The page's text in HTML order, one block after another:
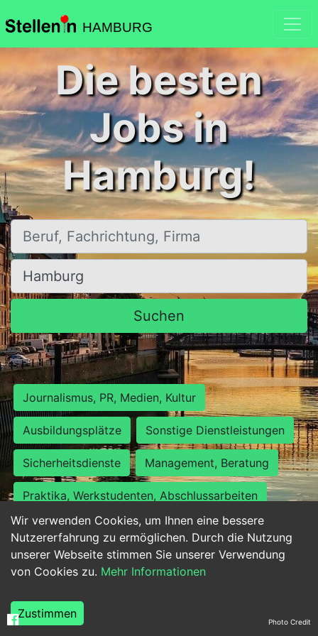
HAMBURG
Wir verwenden Cookies, um Ihnen eine bessere
Nutzererfahrung zu ermöglichen. Durch die Nutzung
unserer Webseite stimmen Sie unserer Verwendung
von Cookies zu. Mehr Informationen
Zustimmen
Die besten
Jobs in
Hamburg!
Beruf, Fachrichtung, Firma
Ort, Stadt
Suchen
Journalismus, PR, Medien, Kultur
Ausbildungsplätze Sonstige Dienstleistungen
Sicherheitsdienste Management, Beratung
Praktika, Werkstudenten, Abschlussarbeiten
Personalwesen Assistenz, Sekretariat
Hilfskräfte, Aushilfs- und Nebenjobs
Weiterbildung, Studium, duale Ausbildung Photo Credit